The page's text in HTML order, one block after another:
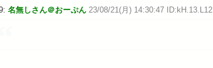
名無しさん＠おーぷん 23/08/21(月) 14:30:47 ID:kH.13.L12